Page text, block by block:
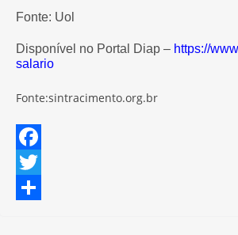
Fonte: Uol
Disponível no Portal Diap – https://
salario
Fonte:sintracimento.org.br
F
aT